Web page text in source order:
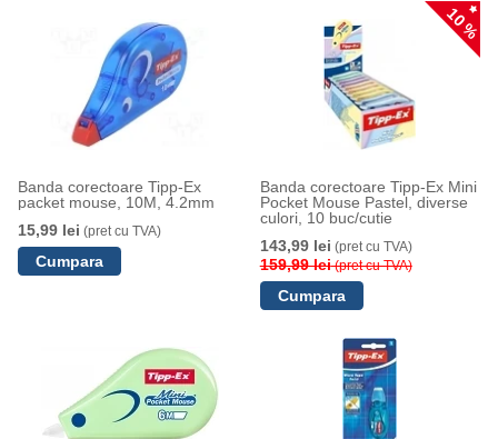
Banda corectoare Tipp-Ex
packet mouse, 10M, 4.2mm
15,99 lei (pret cu TVA)
10 %
Banda corectoare Tipp-Ex Mini
Pocket Mouse Pastel, diverse
culori, 10 buc/cutie
143,99 lei (pret cu TVA)
159,99 lei(pret cu TVA)